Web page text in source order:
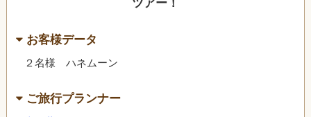
ツアー！
お客様データ
２名様 ハネムーン
ご旅行プランナー